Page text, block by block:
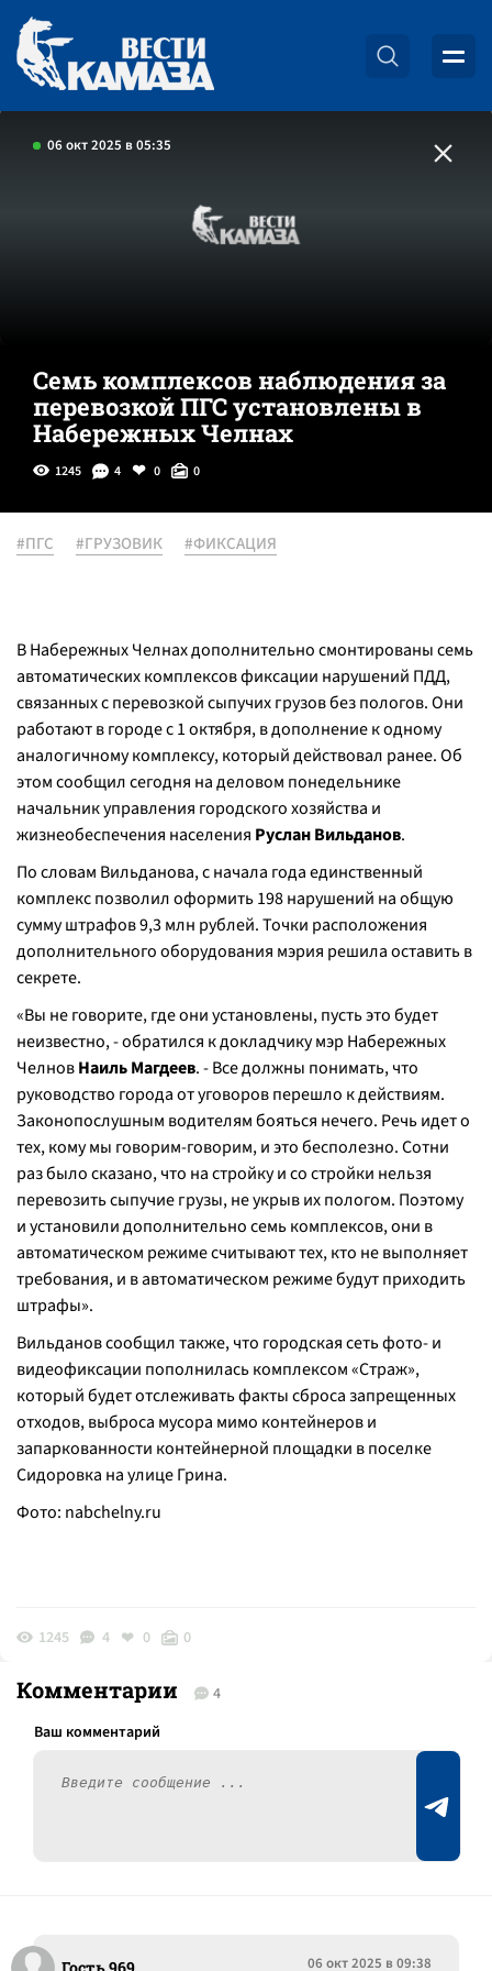
06 окт 2025 в 05:35
Семь комплексов наблюдения за
перевозкой ПГС установлены в
Набережных Челнах
1245 4 0 0
#ПГС #ГРУЗОВИК #ФИКСАЦИЯ
В Набережных Челнах дополнительно смонтированы семь
автоматических комплексов фиксации нарушений ПДД,
связанных с перевозкой сыпучих грузов без пологов. Они
работают в городе с 1 октября, в дополнение к одному
аналогичному комплексу, который действовал ранее. Об
этом сообщил сегодня на деловом понедельнике
начальник управления городского хозяйства и
жизнеобеспечения населения Руслан Вильданов.
По словам Вильданова, с начала года единственный
комплекс позволил оформить 198 нарушений на общую
сумму штрафов 9,3 млн рублей. Точки расположения
дополнительного оборудования мэрия решила оставить в
секрете.
«Вы не говорите, где они установлены, пусть это будет
неизвестно, - обратился к докладчику мэр Набережных
ЧелновНаиль Магдеев. - Все должны понимать, что
руководство города от уговоров перешло к действиям.
Законопослушным водителям бояться нечего. Речь идет о
тех, кому мы говорим-говорим, и это бесполезно. Сотни
раз было сказано, что на стройку и со стройки нельзя
перевозить сыпучие грузы, не укрыв их пологом. Поэтому
и установили дополнительно семь комплексов, они в
автоматическом режиме считывают тех, кто не выполняет
требования, и в автоматическом режиме будут приходить
штрафы».
Вильданов сообщил также, что городская сеть фото- и
видеофиксации пополнилась комплексом «Страж»,
который будет отслеживать факты сброса запрещенных
отходов, выброса мусора мимо контейнеров и
запаркованности контейнерной площадки в поселке
Сидоровка на улице Грина.
Фото: nabchelny.ru
1245 4 0 0
Комментарии 4
06 окт 2025 в 09:38